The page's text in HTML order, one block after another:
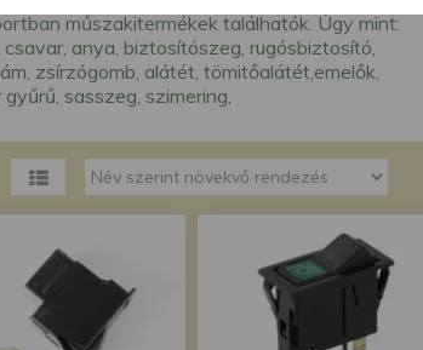
műszakitermékek találhatók. Úgy mint:
csavar, anya, biztosítószeg, rugósbiztosító,
zsírzógomb, alátét, tömitőalátét,emelők,
gyűrű, sasszeg, szimering,
az Ön hozzájárulása, de jogában áll tiltakozni az
a weboldalra érvényesek. Erre a webhelyre
megváltoztathatja a beállításait.